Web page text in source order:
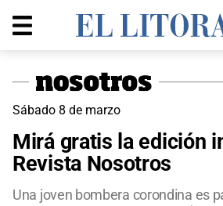
Sábado 8 de marzo
Mirá gratis la edición
Revista Nosotros
Una joven bombera corondina es